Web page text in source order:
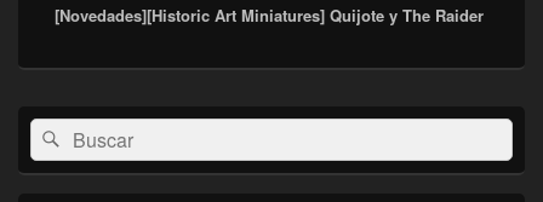
siguiente:
[Novedades][Historic Art Miniatures] Quijote y The Raider
El
área
de
widget
Buscar
por:
Buscar